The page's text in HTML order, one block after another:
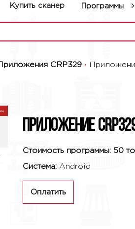
Купить сканер Программы
Приложения CRP329 ›
Приложение
Стоимость программы: 50
Система: Android
Оплатить